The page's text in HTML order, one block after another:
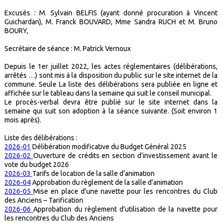
Excusés : M. Sylvain BELFIS (ayant donné procuration à Vincent
Guichardan), M. Franck BOUVARD, Mme Sandra RUCH et M. Bruno
BOURY,
Secrétaire de séance : M. Patrick Vernoux
Depuis le 1er juillet 2022, les actes réglementaires (délibérations,
arrêtés …) sont mis à la disposition du public sur le site internet de la
commune. Seule La liste des délibérations sera publiée en ligne et
affichée sur le tableau dans la semaine qui suit le conseil municipal.
Le procès-verbal devra être publié sur le site internet dans la
semaine qui suit son adoption à la séance suivante. (Soit environ 1
mois après).
Liste des délibérations :
2026-01 Délibération modificative du Budget Général 2025
2026-02 Ouverture de crédits en section d’investissement avant le
vote du budget 2026
2026-03 Tarifs de location de la salle d’animation
2026-04Approbation du règlement de la salle d’animation
2026-05 Mise en place d’une navette pour les rencontres du Club
des Anciens – Tarification
2026-06 Approbation du règlement d’utilisation de la navette pour
les rencontres du Club des Anciens